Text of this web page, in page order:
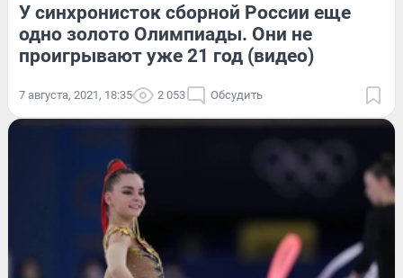
У синхронисток сборной России еще
одно золото Олимпиады. Они не
проигрывают уже 21 год (видео)
7 августа, 2021, 18:35 2 053 Обсудить